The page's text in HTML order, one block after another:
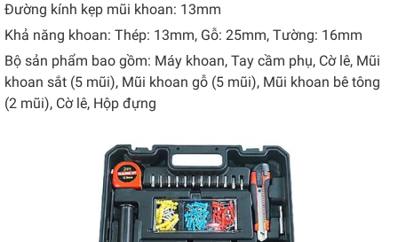
Đường kính kẹp mũi khoan: 13mm
Khả năng khoan: Thép: 13mm, Gỗ: 25mm, Tường: 16mm
Bộ sản phẩm bao gồm: Máy khoan, Tay cầm phụ, Cờ lê, Mũi
khoan sắt (5 mũi), Mũi khoan gỗ (5 mũi), Mũi khoan bê tông
(2 mũi), Cờ lê, Hộp đựng